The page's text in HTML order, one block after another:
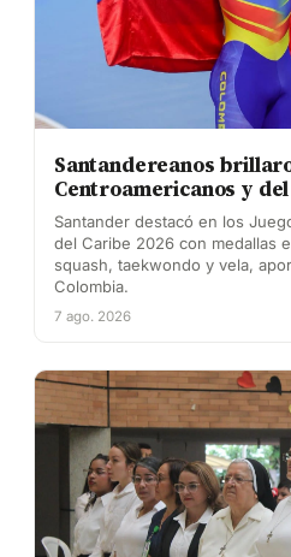
Santandereanos
Centroamericanos y del
Santander destacó en los
del Caribe 2026 con medallas
squash, taekwondo y vela,
Colombia.
7 ago. 2026